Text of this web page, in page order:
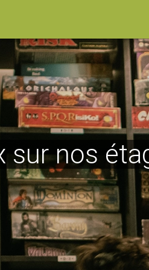
sur nos